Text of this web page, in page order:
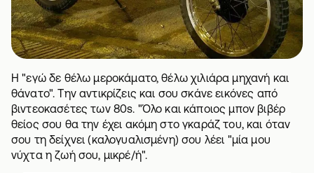
Η "εγώ δε θέλω μεροκάματο, θέλω χιλιάρα μηχανή και
θάνατο". Την αντικρίζεις και σου σκάνε εικόνες από
βιντεοκασέτες των 80s. "Όλο και κάποιος μπον βιβέρ
θείος σου θα την έχει ακόμη στο γκαράζ του, και όταν
σου τη δείχνει (καλογυαλισμένη) σου λέει "μία μου
νύχτα η ζωή σου, μικρέ/ή".